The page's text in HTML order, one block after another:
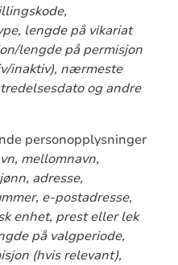
lengde på vikariat
lengde på permisjon
inaktiv), nærmeste
og andre
personopplysninger
mellomnavn,
adresse,
e-postadresse,
enhet, prest eller lek
på valgperiode,
(hvis relevant),